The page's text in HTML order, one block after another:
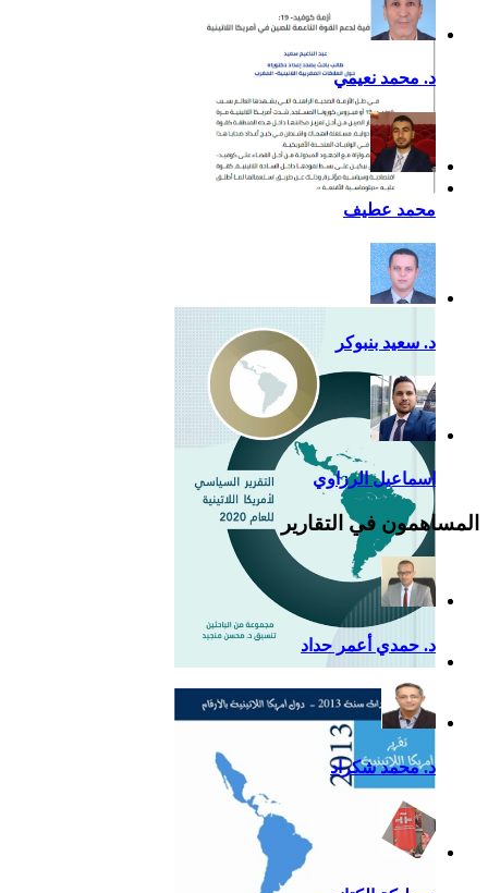
إضافية لدعم القوة الناعمة
للصين في أمريكا اللاتينية
التقرير السياسي لأمريكا
اللاتينية للعام 2020
د. محمد نعيمي
محمد عطيف
د. سعيد بنبوكر
اسماعيل الرزاوي
المساهمون في التقارير
د. حمدي أعمر حداد
د. محمد شكراد